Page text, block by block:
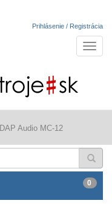
Prihlásenie / Registrácia
DAP Audio MC-12
0